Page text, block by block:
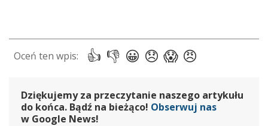
Dziękujemy za przeczytanie naszego artykułu
do końca. Bądź na bieżąco! Obserwuj nas
w Google News!